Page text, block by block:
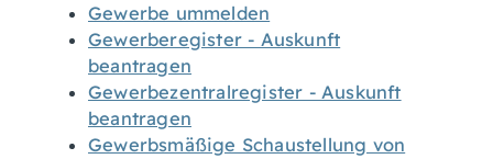
Gewerbe ummelden
Gewerberegister - Auskunft
beantragen
Gewerbezentralregister - Auskunft
beantragen
Gewerbsmäßige Schaustellung von